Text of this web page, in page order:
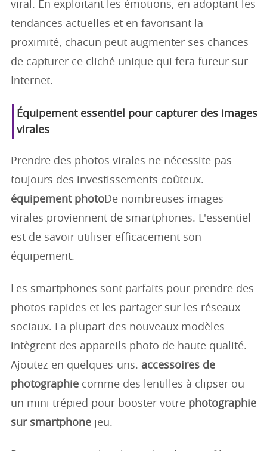
viral. En exploitant les émotions, en adoptant les
tendances actuelles et en favorisant la
proximité, chacun peut augmenter ses chances
de capturer ce cliché unique qui fera fureur sur
Internet.
Équipement essentiel pour capturer des images
virales
Prendre des photos virales ne nécessite pas
toujours des investissements coûteux.
équipement photo De nombreuses images
virales proviennent de smartphones. L'essentiel
est de savoir utiliser efficacement son
équipement.
Les smartphones sont parfaits pour prendre des
photos rapides et les partager sur les réseaux
sociaux. La plupart des nouveaux modèles
intègrent des appareils photo de haute qualité.
Ajoutez-en quelques-uns. accessoires de
photographie comme des lentilles à clipser ou
un mini trépied pour booster votre photographie
sur smartphone jeu.